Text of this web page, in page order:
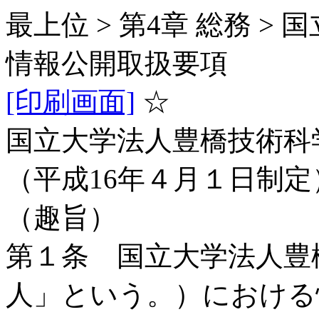
最上位 > 第4章 総務 >
情報公開取扱要項
[印刷画面] ☆
国立大学法人豊橋技術
（平成16年４月１日制
（趣旨）
第１条 国立大学法人豊
人」という。）におけ